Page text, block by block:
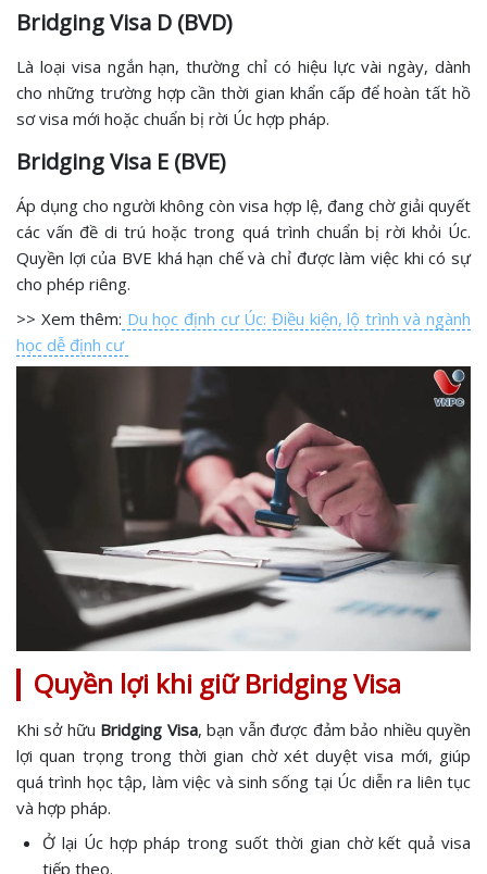
Bridging Visa D (BVD)
Là loại visa ngắn hạn, thường chỉ có hiệu lực vài ngày, dành
cho những trường hợp cần thời gian khẩn cấp để hoàn tất hồ
sơ visa mới hoặc chuẩn bị rời Úc hợp pháp.
Bridging Visa E (BVE)
Áp dụng cho người không còn visa hợp lệ, đang chờ giải quyết
các vấn đề di trú hoặc trong quá trình chuẩn bị rời khỏi Úc.
Quyền lợi của BVE khá hạn chế và chỉ được làm việc khi có sự
cho phép riêng.
>> Xem thêm: Du học định cư Úc: Điều kiện, lộ trình và ngành
học dễ định cư
Quyền lợi khi giữ Bridging Visa
Khi sở hữu Bridging Visa, bạn vẫn được đảm bảo nhiều quyền
lợi quan trọng trong thời gian chờ xét duyệt visa mới, giúp
quá trình học tập, làm việc và sinh sống tại Úc diễn ra liên tục
và hợp pháp.
Ở lại Úc hợp pháp trong suốt thời gian chờ kết quả visa
tiếp theo.